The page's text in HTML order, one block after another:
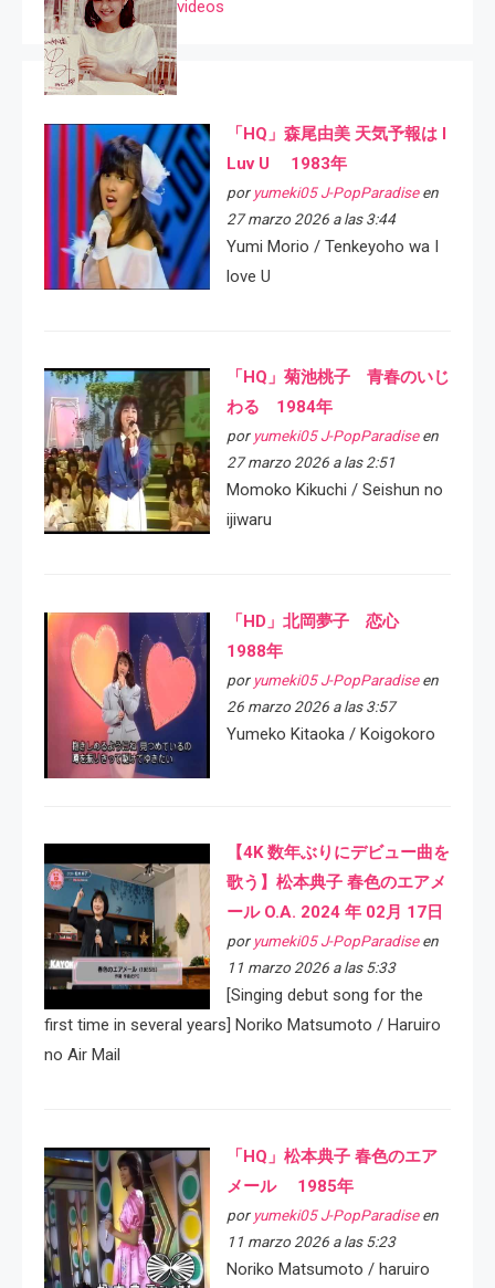
videos
「HQ」森尾由美 天気予報は I
Luv U 1983年
por yumeki05 J-PopParadiseen
27 marzo 2026 a las 3:44
Yumi Morio / Tenkeyoho wa I
love U
「HQ」菊池桃子 青春のいじ
わる 1984年
por yumeki05 J-PopParadiseen
27 marzo 2026 a las 2:51
Momoko Kikuchi / Seishun no
ijiwaru
「HD」北岡夢子 恋心
1988年
por yumeki05 J-PopParadiseen
26 marzo 2026 a las 3:57
Yumeko Kitaoka / Koigokoro
【4K 数年ぶりにデビュー曲を
歌う】松本典子 春色のエアメ
ール O.A. 2024 年 02月 17日
por yumeki05 J-PopParadiseen
11 marzo 2026 a las 5:33
[Singing debut song for the
first time in several years] Noriko Matsumoto / Haruiro
no Air Mail
「HQ」松本典子 春色のエア
メール 1985年
por yumeki05 J-PopParadiseen
11 marzo 2026 a las 5:23
Noriko Matsumoto / haruiro